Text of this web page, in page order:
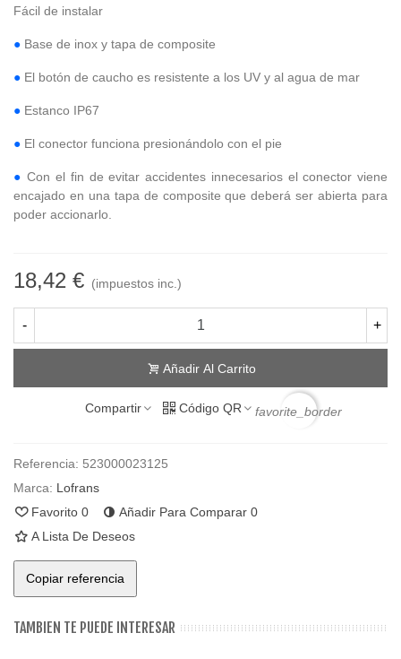
Fácil de instalar
● Base de inox y tapa de composite
● El botón de caucho es resistente a los UV y al agua de mar
● Estanco IP67
● El conector funciona presionándolo con el pie
● Con el fin de evitar accidentes innecesarios el conector viene
encajado en una tapa de composite que deberá ser abierta para
poder accionarlo.
18,42 € (impuestos inc.)
- +
Añadir Al Carrito
Compartir Código QR favorite_border
Referencia: 523000023125
Marca: Lofrans
Favorito 0 Añadir Para Comparar 0
A Lista De Deseos
Copiar referencia
TAMBIEN TE PUEDE INTERESAR